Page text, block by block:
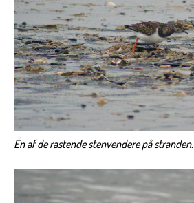
Én af de rastende stenvendere på stranden.